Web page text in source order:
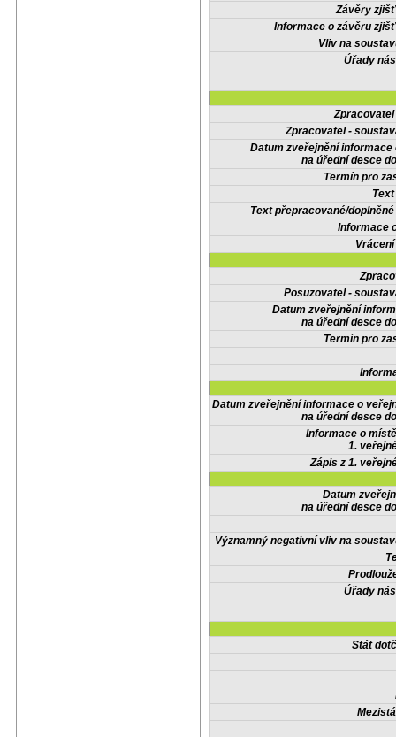
Závěry
Informace o závěru
Vliv na
Úřady
Zpracovatel -
Datum zveřejnění informace
na úřední desce
Termín pro
Text přepracované/
Informace
Posuzovatel -
Datum zveřejnění
na úřední desce
Termín pro
Datum zveřejnění informace o
na úřední desce
Informace o
1.
Zápis z 1.
Datum
na úřední desce
Významný negativní vliv na
Úřady
Stát